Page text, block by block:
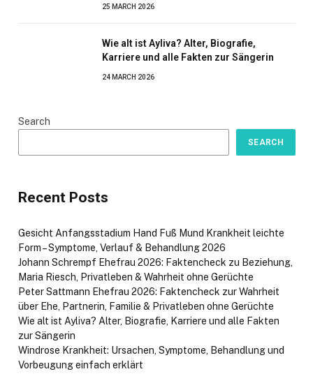
25 MARCH 2026
Wie alt ist Ayliva? Alter, Biografie,
Karriere und alle Fakten zur Sängerin
24 MARCH 2026
Search
SEARCH
Recent Posts
Gesicht Anfangsstadium Hand Fuß Mund Krankheit leichte
Form – Symptome, Verlauf & Behandlung 2026
Johann Schrempf Ehefrau 2026: Faktencheck zu Beziehung,
Maria Riesch, Privatleben & Wahrheit ohne Gerüchte
Peter Sattmann Ehefrau 2026: Faktencheck zur Wahrheit
über Ehe, Partnerin, Familie & Privatleben ohne Gerüchte
Wie alt ist Ayliva? Alter, Biografie, Karriere und alle Fakten
zur Sängerin
Windrose Krankheit: Ursachen, Symptome, Behandlung und
Vorbeugung einfach erklärt